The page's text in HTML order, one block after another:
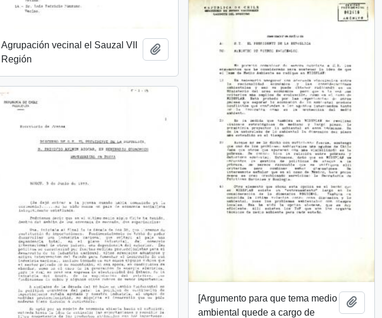
portapapeles
Agrupación vecinal el Sauzal VII
Región
Añadir al portapapeles
[Argumento para que tema medio
ambiental quede a cargo de